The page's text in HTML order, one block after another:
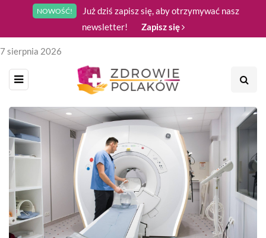
NOWOŚĆ!
Już dziś zapisz się, aby otrzymywać nasz
newsletter!
Zapisz się
7 sierpnia 2026